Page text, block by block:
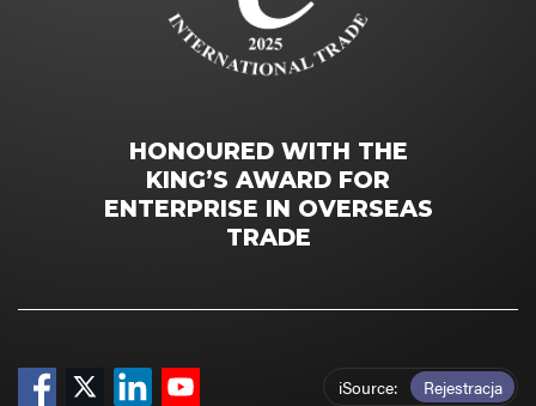
HONOURED WITH THE
KING’S AWARD FOR
ENTERPRISE IN OVERSEAS
TRADE
iSource Rejestracja